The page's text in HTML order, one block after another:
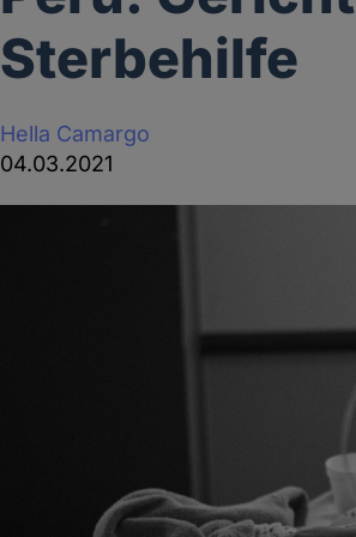
Sterbehilfe
Hella Camargo
04.03.2021